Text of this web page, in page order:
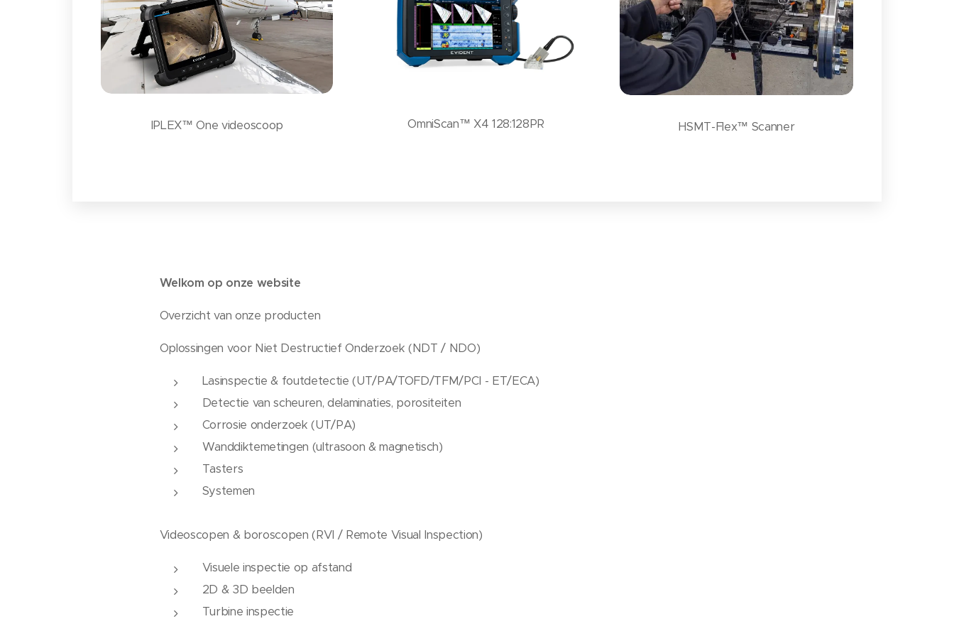
IPLEX™ One videoscoop OmniScan™ X4 128:128PR HSMT-Flex™ Scanner
Welkom op onze website
Overzicht van onze producten
Oplossingen voor Niet Destructief Onderzoek (NDT / NDO)
Lasinspectie & foutdetectie (UT/PA/TOFD/TFM/PCI - ET/ECA)
Detectie van scheuren, delaminaties, porositeiten
Corrosie onderzoek (UT/PA)
Wanddiktemetingen (ultrasoon & magnetisch)
Tasters
Systemen
Videoscopen & boroscopen (RVI / Remote Visual Inspection)
Visuele inspectie op afstand
2D & 3D beelden
Turbine inspectie